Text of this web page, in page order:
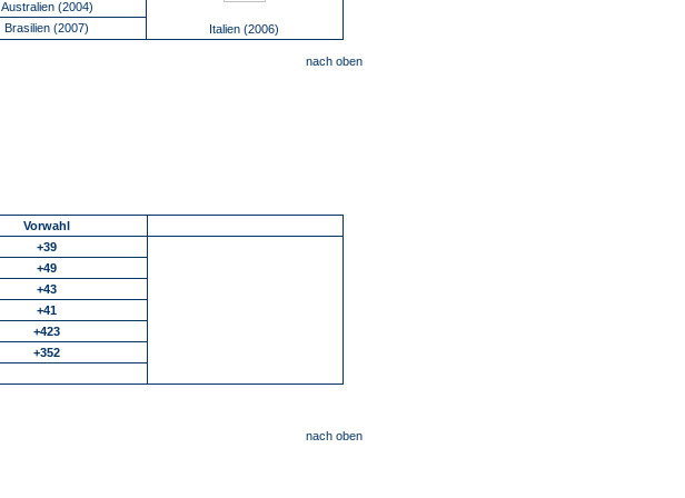
Italien (2006)
Australien (2004)
Brasilien (2007)
nach oben
Vorwahl
+39
+49
+43
+41
+423
+352
nach oben